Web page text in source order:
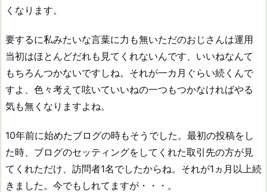
くなります。
要するに私みたいな言葉に力も無いただのおじさんは運用
当初はほとんどだれも見てくれないんです、いいねなんて
もちろんつかないですしね。それが一カ月ぐらい続くんで
すよ、色々考えて呟いていいねの一つもつかなければやる
気も無くなりますよね。
10年前に始めたブログの時もそうでした。最初の投稿をし
た時、ブログのセッティングをしてくれた取引先の方が見
てくれただけ、訪問者1名でしたからね。それが1ヵ月以上続
きました。今でもしれてますが・・・。